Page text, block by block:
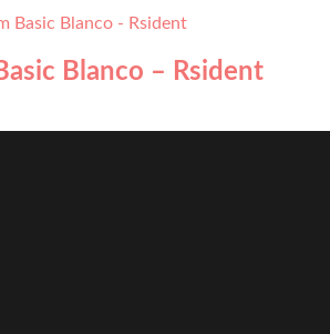
Blanco – Rsident